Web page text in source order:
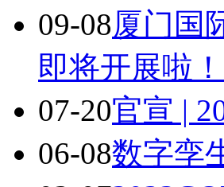
09-08厦门国
即将开展啦！
07-20官宣 |
06-08数字孪